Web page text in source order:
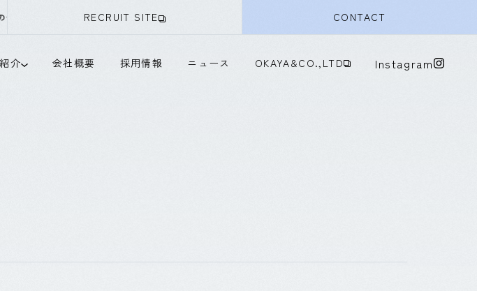
なってまいりました。当社は時代に即した次世代の樹脂成形会社を目指し、お客様の新たなニーズにお応え
RECRUIT SITE CONTACT
介 会社概要 採用情報 ニュース OKAYA&CO.,LTD Instagram